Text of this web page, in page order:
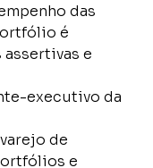
das
é
e
executivo da
de
e